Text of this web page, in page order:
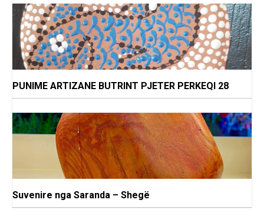
PUNIME ARTIZANE BUTRINT PJETER PERKEQI 28
Suvenire nga Saranda – Shegë